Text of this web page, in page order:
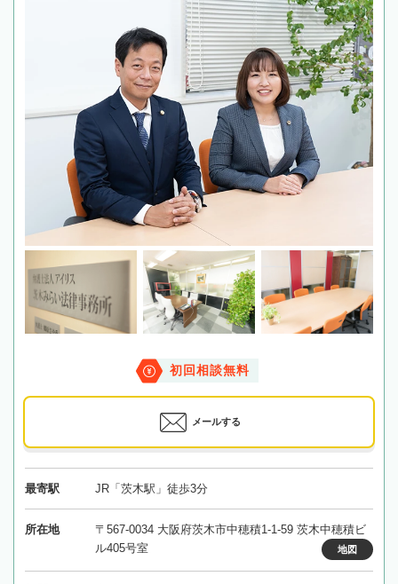
初回相談無料
メールする
最寄駅 JR「茨木駅」徒歩3分
所在地
〒567-0034 大阪府茨木市中穂積1-1-59 茨木中穂積ビ
ル405号室
地図